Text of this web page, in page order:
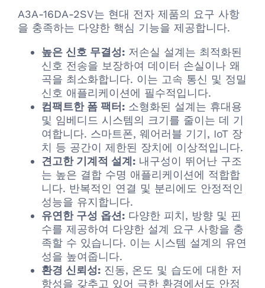
A3A-16DA-2SV는 현대 전자 제품의 요구 사항
을 충족하는 다양한 핵심 기능을 제공합니다.
높은 신호 무결성: 저손실 설계는 최적화된
신호 전송을 보장하여 데이터 손실이나 왜
곡을 최소화합니다. 이는 고속 통신 및 정밀
신호 애플리케이션에 필수적입니다.
컴팩트한 폼 팩터: 소형화된 설계는 휴대용
및 임베디드 시스템의 크기를 줄이는 데 기
여합니다. 스마트폰, 웨어러블 기기, IoT 장
치 등 공간이 제한된 장치에 이상적입니다.
견고한 기계적 설계: 내구성이 뛰어난 구조
는 높은 결합 수명 애플리케이션에 적합합
니다. 반복적인 연결 및 분리에도 안정적인
성능을 유지합니다.
유연한 구성 옵션: 다양한 피치, 방향 및 핀
수를 제공하여 다양한 설계 요구 사항을 충
족할 수 있습니다. 이는 시스템 설계의 유연
성을 높여줍니다.
환경 신뢰성: 진동, 온도 및 습도에 대한 저
항성을 갖추고 있어 극한 환경에서도 안정